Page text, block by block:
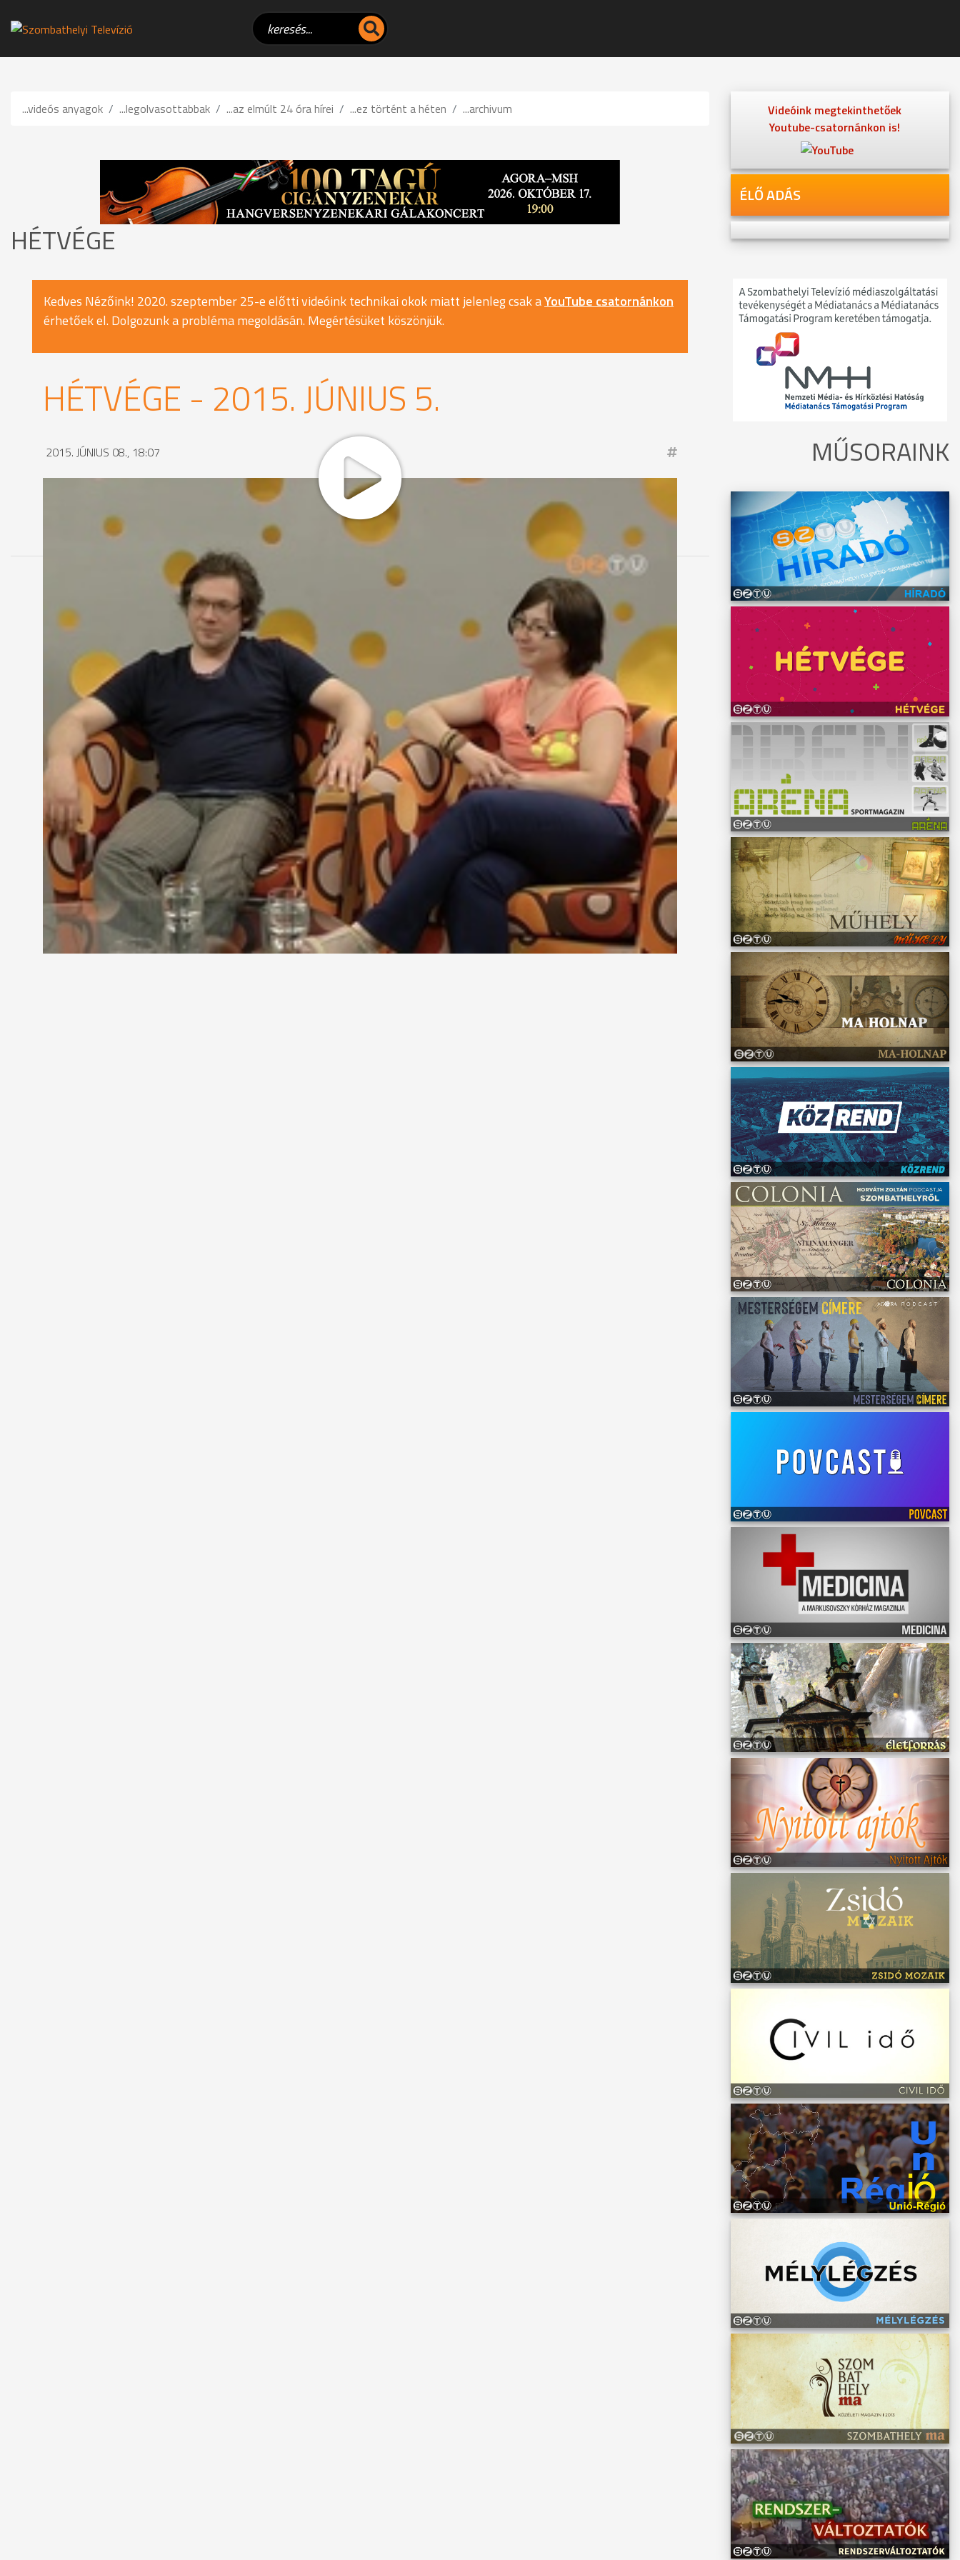
...videós anyagok ...legolvasottabbak ...az elmúlt 24 óra hírei ...ez történt a héten ...archivum
HÉTVÉGE
Kedves Nézőink! 2020. szeptember 25-e előtti videóink technikai okok miatt jelenleg csak aYouTube csatornánkon
érhetőek el. Dolgozunk a probléma megoldásán. Megértésüket köszönjük.
HÉTVÉGE - 2015. JÚNIUS 5.
2015. JÚNIUS 08., 18:07
MEGOSZTÁS
Videóink megtekinthetőek
Youtube-csatornánkon is!
ÉLŐ ADÁS
MŰSORAINK